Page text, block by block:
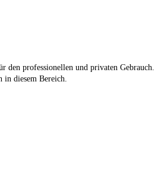
professionellen und privaten Gebrauch.
diesem Bereich.